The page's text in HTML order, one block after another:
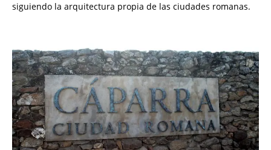
siguiendo la arquitectura propia de las ciudades romanas.